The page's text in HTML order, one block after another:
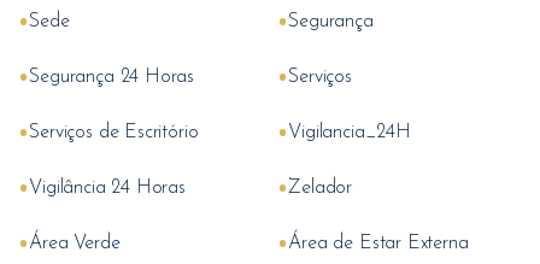
•Sede •Segurança
•Segurança 24 Horas •Serviços
•Serviços de Escritório •Vigilancia_24H
•Vigilância 24 Horas •Zelador
•Área Verde •Área de Estar Externa